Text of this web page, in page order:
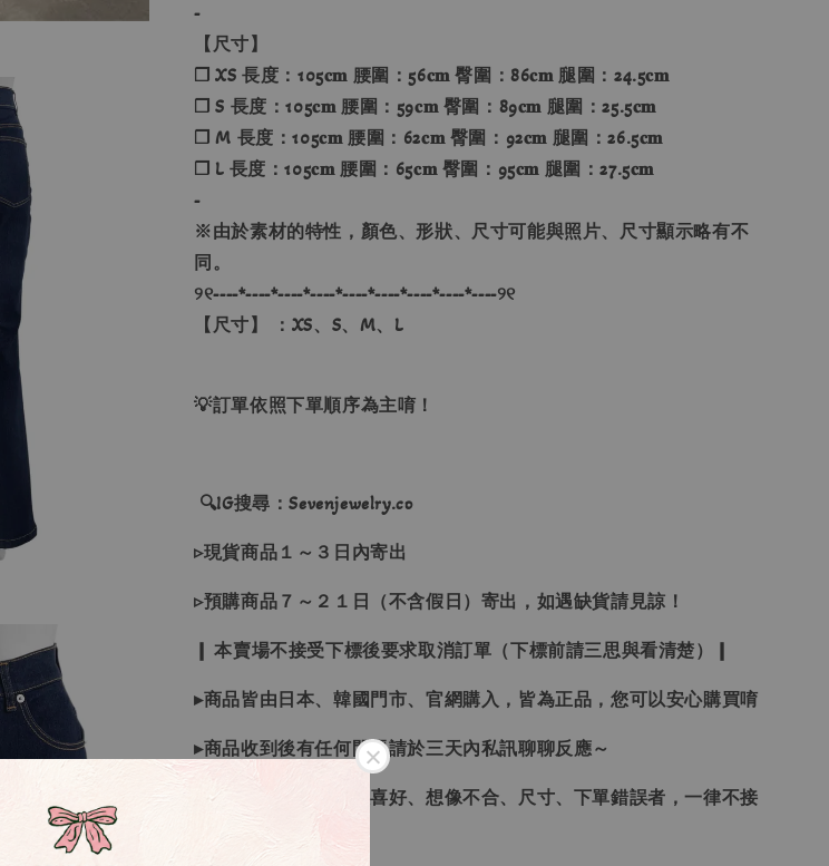
-
【尺寸】
❐ XS 長度：105𝐜𝐦 腰圍：56𝐜𝐦 臀圍：86𝐜𝐦 腿圍：24.5𝐜𝐦
❐ S 長度：105𝐜𝐦 腰圍：59𝐜𝐦 臀圍：89𝐜𝐦 腿圍：25.5𝐜𝐦
❐ M 長度：105𝐜𝐦 腰圍：62𝐜𝐦 臀圍：92𝐜𝐦 腿圍：26.5𝐜𝐦
❐ L 長度：105𝐜𝐦 腰圍：65𝐜𝐦 臀圍：95𝐜𝐦 腿圍：27.5𝐜𝐦
-
※由於素材的特性，顏色、形狀、尺寸可能與照片、尺寸顯示略有不
同。
୨୧----*----*----*----*----*----*----*----*----୨୧
【尺寸】 ：XS、S、M、L
💡訂單依照下單順序為主唷！
🔍IG搜尋：Sevenjewelry.co
▹現貨商品１～３日內寄出
▹預購商品７～２１日（不含假日）寄出，如遇缺貨請見諒！
❙ 本賣場不接受下標後要求取消訂單（下標前請三思與看清楚）❙
▸商品皆由日本、韓國門市、官網購入，皆為正品，您可以安心購買唷
▸商品收到後有任何問題請於三天內私訊聊聊反應～
▸若因商品色差、個人喜好、想像不合、尺寸、下單錯誤者，一律不接